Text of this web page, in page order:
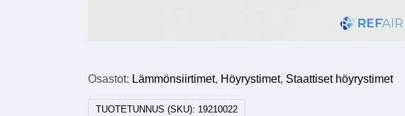
Osastot: Lämmönsiirtimet, Höyrystimet, Staattiset höyrystimet
TUOTETUNNUS (SKU): 19210022